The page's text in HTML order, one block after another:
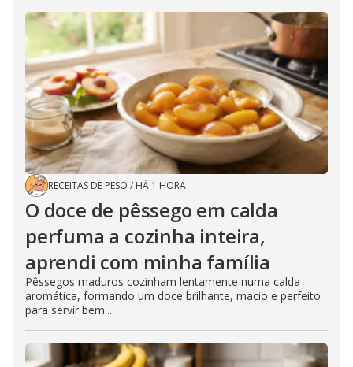
RECEITAS DE PESO / HÁ 1 HORA
O doce de pêssego em calda
perfuma a cozinha inteira,
aprendi com minha família
Pêssegos maduros cozinham lentamente numa calda
aromática, formando um doce brilhante, macio e perfeito
para servir bem...